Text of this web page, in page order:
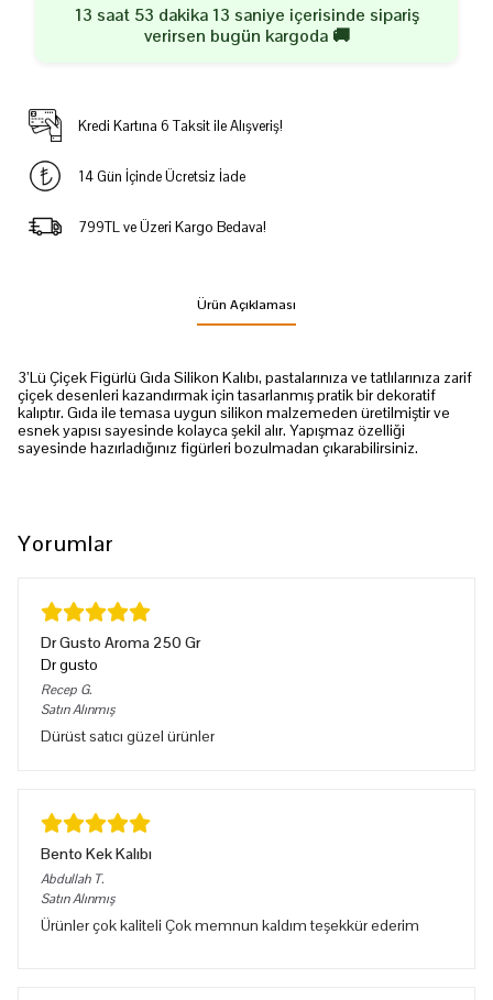
13 saat 53 dakika 12 saniye içerisinde sipariş
verirsen bugün kargoda 🚚
Kredi Kartına 6 Taksit ile Alışveriş!
14 Gün İçinde Ücretsiz İade
799TL ve Üzeri Kargo Bedava!
Ürün Açıklaması
3’Lü Çiçek Figürlü Gıda Silikon Kalıbı, pastalarınıza ve tatlılarınıza zarif
çiçek desenleri kazandırmak için tasarlanmış pratik bir dekoratif
kalıptır. Gıda ile temasa uygun silikon malzemeden üretilmiştir ve
esnek yapısı sayesinde kolayca şekil alır. Yapışmaz özelliği
sayesinde hazırladığınız figürleri bozulmadan çıkarabilirsiniz.
Yorumlar
Dr Gusto Aroma 250 Gr
Dr gusto
Recep G.
Satın Alınmış
Dürüst satıcı güzel ürünler
Bento Kek Kalıbı
Abdullah T.
Satın Alınmış
Ürünler çok kaliteli Çok memnun kaldım teşekkür ederim